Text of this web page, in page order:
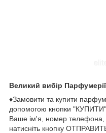
Великий вибір Парфумерії
♦Замовити та купити
допомогою кнопки "КУПИТИ".
Ваше ім'я, номер телефона,
натисніть кнопку ОТПРАВИТЬ